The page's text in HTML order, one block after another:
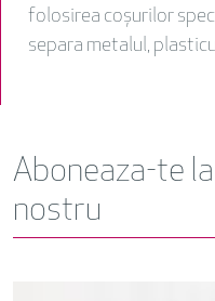
folosirea coșurilor
separa metalul,
Aboneaza-te
nostru